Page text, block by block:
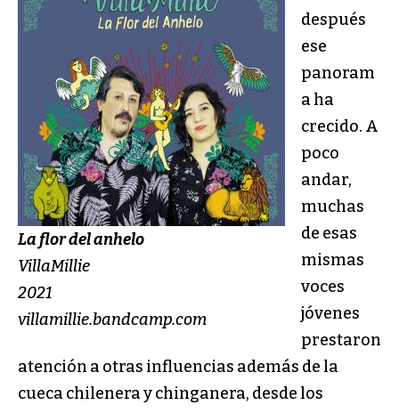
La flor del anhelo
VillaMillie
2021
villamillie.bandcamp.com
después
ese
panoram
a ha
crecido. A
poco
andar,
muchas
de esas
mismas
voces
jóvenes
prestaron
atención a otras influencias además de la
cueca chilenera y chinganera, desde los